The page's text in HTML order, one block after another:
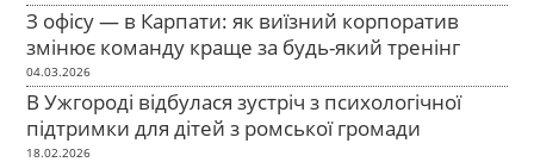
З офісу — в Карпати: як виїзний корпоратив
змінює команду краще за будь-який тренінг
04.03.2026
В Ужгороді відбулася зустріч з психологічної
підтримки для дітей з ромської громади
18.02.2026